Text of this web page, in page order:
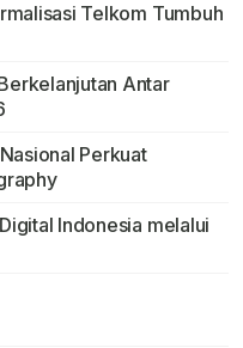
Telkom Tumbuh
Antar
Perkuat
Indonesia melalui